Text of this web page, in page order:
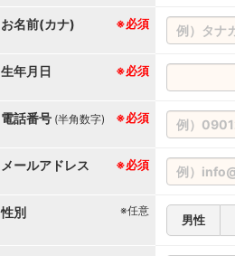
お名前(カナ) ※必須
生年月日 ※必須
電話番号 ※必須
(半角数字)
メールアドレス ※必須
性別 ※任意
男性